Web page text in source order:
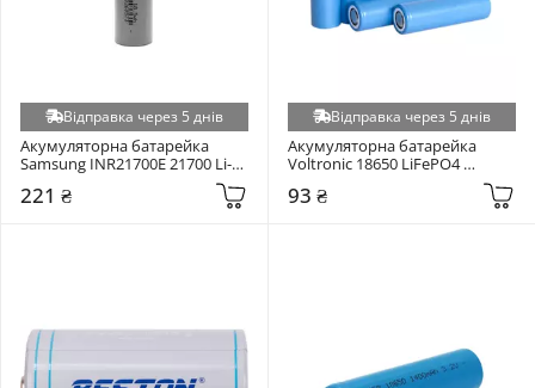
Відправка через 5 днів
Акумуляторна батарейка
Samsung INR21700E 21700 Li-
221 ₴
Відправка через 5 днів
Акумуляторна батарейка
Voltronic 18650 LiFePO4
1500mAh 1шт (IFR18650 1500)
93 ₴